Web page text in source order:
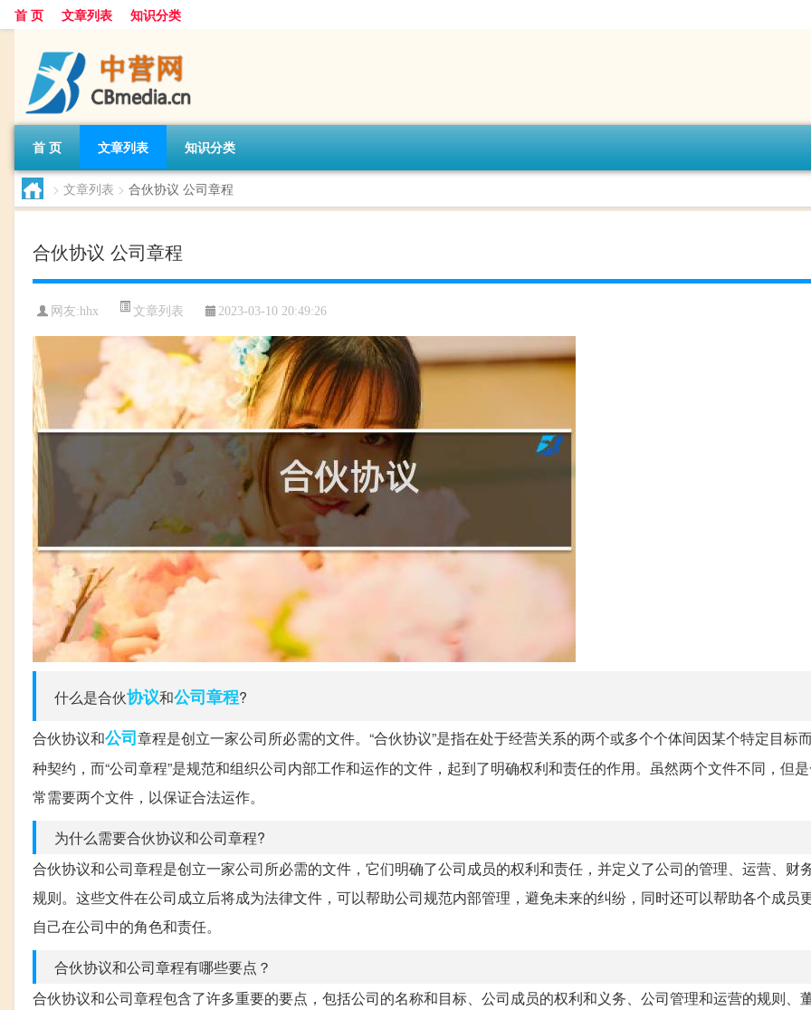
首 页 文章列表 知识分类
首 页 文章列表 知识分类
> 文章列表 > 合伙协议 公司章程
合伙协议 公司章程
网友:hhx 文章列表 2023-03-10 20:49:26
什么是合伙协议和公司章程?
合伙协议和公司章程是创立一家公司所必需的文件。“合伙协议”是指在处于经营关系的两个或多个个体间因某个特定目标
种契约，而“公司章程”是规范和组织公司内部工作和运作的文件，起到了明确权利和责任的作用。虽然两个文件不同，但
常需要两个文件，以保证合法运作。
为什么需要合伙协议和公司章程?
合伙协议和公司章程是创立一家公司所必需的文件，它们明确了公司成员的权利和责任，并定义了公司的管理、运营、财
规则。这些文件在公司成立后将成为法律文件，可以帮助公司规范内部管理，避免未来的纠纷，同时还可以帮助各个成员
自己在公司中的角色和责任。
合伙协议和公司章程有哪些要点？
合伙协议和公司章程包含了许多重要的要点，包括公司的名称和目标、公司成员的权利和义务、公司管理和运营的规则、